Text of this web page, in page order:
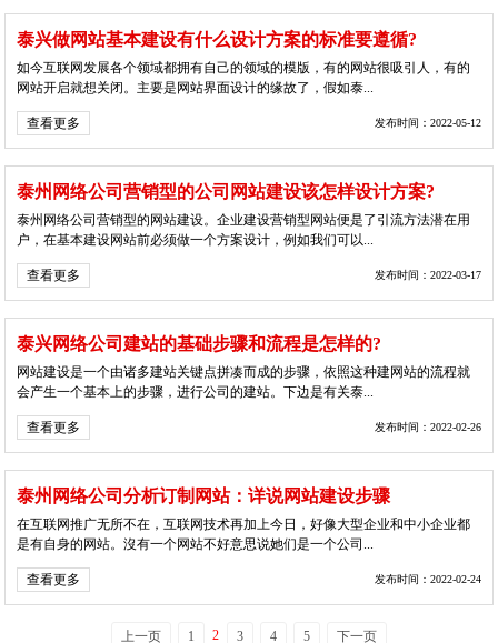
泰兴做网站基本建设有什么设计方案的标准要遵循?
如今互联网发展各个领域都拥有自己的领域的模版，有的网站很吸引人，有的
网站开启就想关闭。主要是网站界面设计的缘故了，假如泰...
查看更多 发布时间：2022-05-12
泰州网络公司营销型的公司网站建设该怎样设计方案?
泰州网络公司营销型的网站建设。企业建设营销型网站便是了引流方法潜在用
户，在基本建设网站前必须做一个方案设计，例如我们可以...
查看更多 发布时间：2022-03-17
泰兴网络公司建站的基础步骤和流程是怎样的?
网站建设是一个由诸多建站关键点拼凑而成的步骤，依照这种建网站的流程就
会产生一个基本上的步骤，进行公司的建站。下边是有关泰...
查看更多 发布时间：2022-02-26
泰州网络公司分析订制网站：详说网站建设步骤
在互联网推广无所不在，互联网技术再加上今日，好像大型企业和中小企业都
是有自身的网站。沒有一个网站不好意思说她们是一个公司...
查看更多 发布时间：2022-02-24
上一页 1 2 3 4 5 下一页